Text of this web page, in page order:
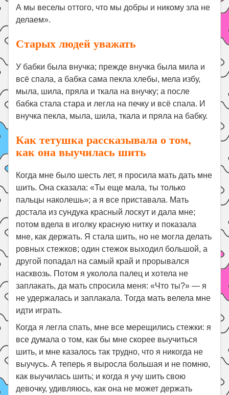
А мы веселы оттого, что мы добры и никому зла не
делаем».
Старых людей уважать
У бабки была внучка; прежде внучка была мила и
всё спала, а бабка сама пекла хлебы, мела избу,
мыла, шила, пряла и ткала на внучку; а после
бабка стала стара и легла на печку и всё спала. И
внучка пекла, мыла, шила, ткала и пряла на бабку.
Как тетушка рассказывала о том,
как она выучилась шить
Когда мне было шесть лет, я просила мать дать мне
шить. Она сказала: «Ты еще мала, ты только
пальцы наколешь»; а я все приставала. Мать
достала из сундука красный лоскут и дала мне;
потом вдела в иголку красную нитку и показала
мне, как держать. Я стала шить, но не могла делать
ровных стежков; один стежок выходил большой, а
другой попадал на самый край и прорывался
насквозь. Потом я уколола палец и хотела не
заплакать, да мать спросила меня: «Что ты?» — я
не удержалась и заплакала. Тогда мать велела мне
идти играть.
Когда я легла спать, мне все мерещились стежки: я
все думала о том, как бы мне скорее выучиться
шить, и мне казалось так трудно, что я никогда не
выучусь. А теперь я выросла большая и не помню,
как выучилась шить; и когда я учу шить свою
девочку, удивляюсь, как она не может держать